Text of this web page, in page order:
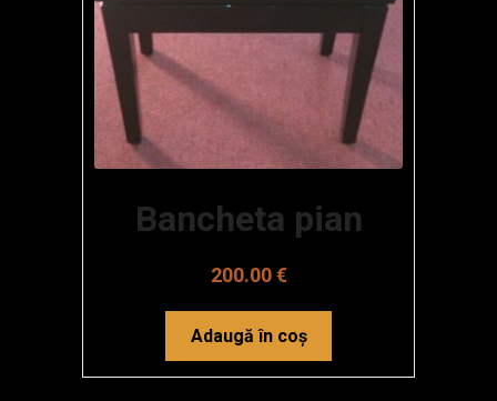
Bancheta pian
200.00€
Adaugă în coș